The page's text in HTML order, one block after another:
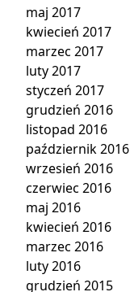
maj 2017
kwiecień 2017
marzec 2017
luty 2017
styczeń 2017
grudzień 2016
listopad 2016
październik 2016
wrzesień 2016
czerwiec 2016
maj 2016
kwiecień 2016
marzec 2016
luty 2016
grudzień 2015